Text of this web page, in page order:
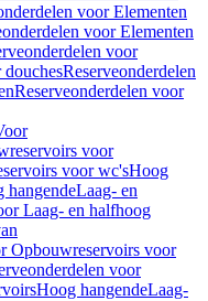
voor Elementen
voor Elementen
voor
Reserveonderdelen
Reserveonderdelen voor
voor
voor wc'sHoog
hangendeLaag- en
Laag- en halfhoog
Opbouwreservoirs voor
voor
Hoog hangendeLaag-